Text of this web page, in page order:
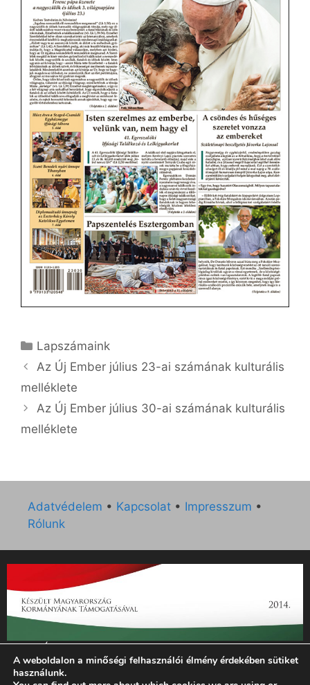
Kategória
Lapszámaink
Az Új Ember július 23-ai számának kulturális
melléklete
Az Új Ember július 30-ai számának kulturális
melléklete
Adatvédelem • Kapcsolat • Impresszum •
Rólunk
„Az Új Ember katolikus hetilap 2014. évi működésének
támogatását az EGYH-KCP-14-P-0121 sz. támogatási
szerződés keretében 3 000 000 Ft összegben támogatta az
A weboldalon a minőségi felhasználói élmény érdekében sütiket
használunk.